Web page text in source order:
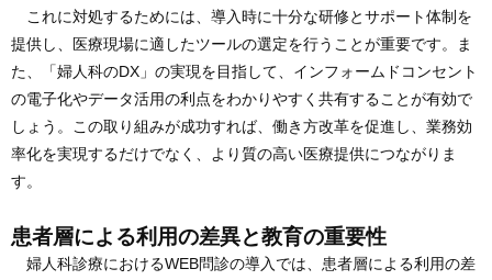
これに対処するためには、導入時に十分な研修とサポート体制を
提供し、医療現場に適したツールの選定を行うことが重要です。ま
た、「婦人科のDX」の実現を目指して、インフォームドコンセント
の電子化やデータ活用の利点をわかりやすく共有することが有効で
しょう。この取り組みが成功すれば、働き方改革を促進し、業務効
率化を実現するだけでなく、より質の高い医療提供につながりま
す。
患者層による利用の差異と教育の重要性
婦人科診療におけるWEB問診の導入では、患者層による利用の差